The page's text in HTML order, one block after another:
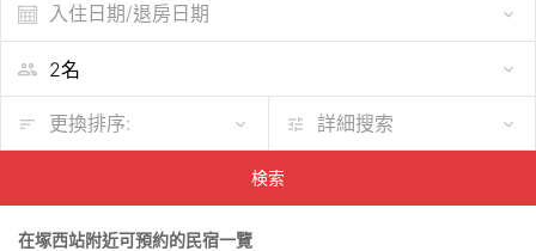
入住日期/退房日期
更換排序: 詳細搜索
検索
在塚西站附近可預約的民宿一覽